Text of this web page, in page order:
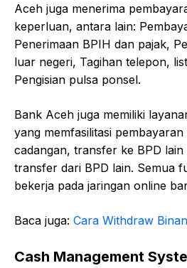
Aceh juga menerima
keperluan, antara lain:
Penerimaan BPIH dan pajak,
luar negeri, Tagihan telepon,
Pengisian pulsa ponsel.
Bank Aceh juga memiliki
yang memfasilitasi
cadangan, transfer ke BPD
transfer dari BPD lain. Semua
bekerja pada jaringan online
Baca juga: Cara Withdraw
Cash Management